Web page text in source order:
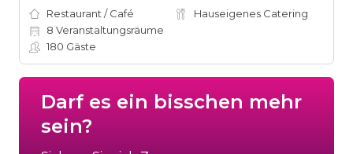
Restaurant / Café
Hauseigenes Catering
8 Veranstaltungsräume
180 Gäste
Darf es ein bisschen mehr
sein?